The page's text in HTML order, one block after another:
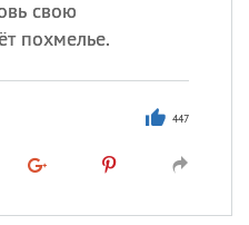
свою
похмелье.
447